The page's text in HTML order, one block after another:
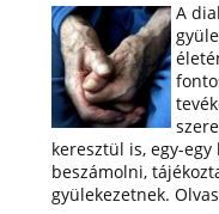
A
keresztül is, egy-
beszámolni,
gyülekezetnek.